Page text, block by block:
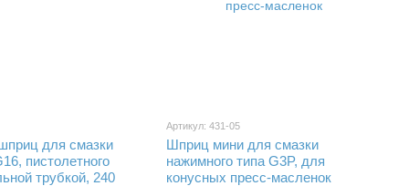
для смазки
пистолетного
трубкой, 240
Артикул: 431-05
Шприц мини для смазки
нажимного типа G3P, для
конусных пресс-масленок